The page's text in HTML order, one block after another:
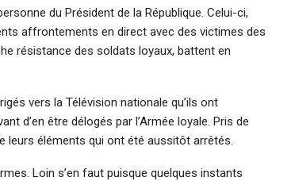
du Président de la République. Celui-ci,
affrontements en direct avec des victimes des
résistance des soldats loyaux, battent en
vers la Télévision nationale qu’ils ont
d’en être délogés par l’Armée loyale. Pris de
leurs éléments qui ont été aussitôt arrêtés.
Loin s’en faut puisque quelques instants